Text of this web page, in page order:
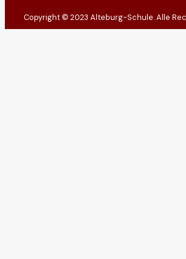
Copyright © 2023 Alteburg-Schule. Alle